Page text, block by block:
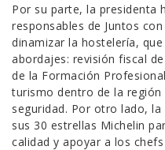
Por su parte, la presidenta
responsables de Juntos
dinamizar la hostelería,
abordajes: revisión fiscal
de la Formación
turismo dentro de la
seguridad. Por otro lado,
sus 30 estrellas Michelin
calidad y apoyar a los